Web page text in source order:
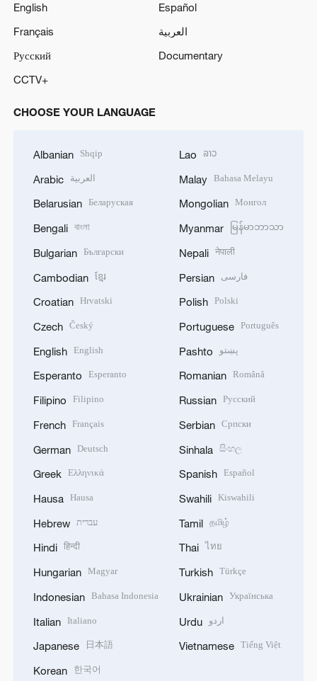
English
Español
Français
العربية
Русский
Documentary
CCTV+
CHOOSE YOUR LANGUAGE
Albanian Shqip
Arabic العربية
Belarusian Беларуская
Bengali বাংলা
Bulgarian Български
Cambodian ខ្មែរ
Croatian Hrvatski
Czech Český
English English
Esperanto Esperanto
Filipino Filipino
French Français
German Deutsch
Greek Ελληνικά
Hausa Hausa
Hebrew עברית
Hindi हिन्दी
Hungarian Magyar
Indonesian Bahasa Indonesia
Italian Italiano
Japanese 日本語
Korean 한국어
Lao ລາວ
Malay Bahasa Melayu
Mongolian Монгол
Myanmar မြန်မာဘာသာ
Nepali नेपाली
Persian فارسی
Polish Polski
Portuguese Português
Pashto پښتو
Romanian Română
Russian Русский
Serbian Српски
Sinhala සිංහල
Spanish Español
Swahili Kiswahili
Tamil தமிழ்
Thai ไทย
Turkish Türkçe
Ukrainian Українська
Urdu اردو
Vietnamese Tiếng Việt